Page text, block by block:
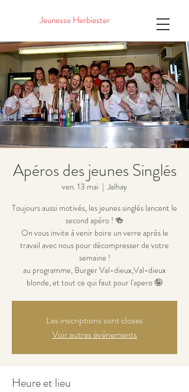
Jeunesse Herbiester
Apéros des jeunes Singlés
ven. 13 mai
  |
Jalhay
Toujours aussi motivés, les jeunes singlés lancent le
second apéro ! 🍻
On vous invite à venir boire un verre après le
travail avec nous pour décompresser de votre
semaine !
au programme, Burger Val-dieux,Val-dieux
blonde, et tout ce qui faut pour l'apero 🤪
Les inscriptions sont closes
Voir autres événements
Heure et lieu